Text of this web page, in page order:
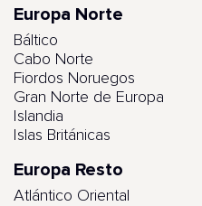
Europa Norte
Báltico
Cabo Norte
Fiordos Noruegos
Gran Norte de Europa
Islandia
Islas Británicas
Europa Resto
Atlántico Oriental